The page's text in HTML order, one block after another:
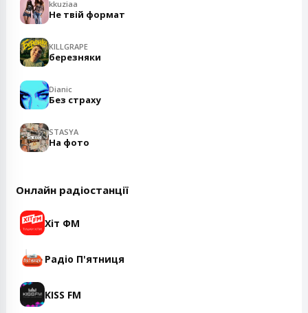
kkuziaa
Не твій формат
KILLGRAPE
березняки
Dianic
Без страху
STASYA
На фото
Онлайн радіостанції
Хіт ФМ
Радіо П'ятниця
KISS FM